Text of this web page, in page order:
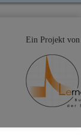
Ein Projekt von